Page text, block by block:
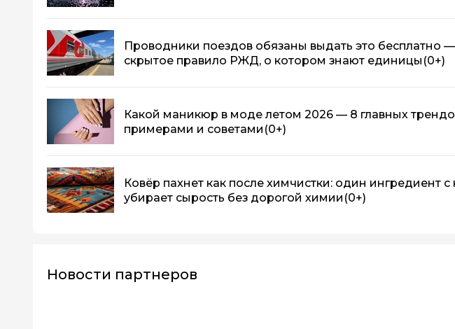
Проводники поездов обязаны выдать это бесплатно —
скрытое правило РЖД, о котором знают единицы (0+)
Какой маникюр в моде летом 2026 — 8 главных
примерами и советами (0+)
Ковёр пахнет как после химчистки: один ингредиент с
убирает сырость без дорогой химии (0+)
Новости партнеров